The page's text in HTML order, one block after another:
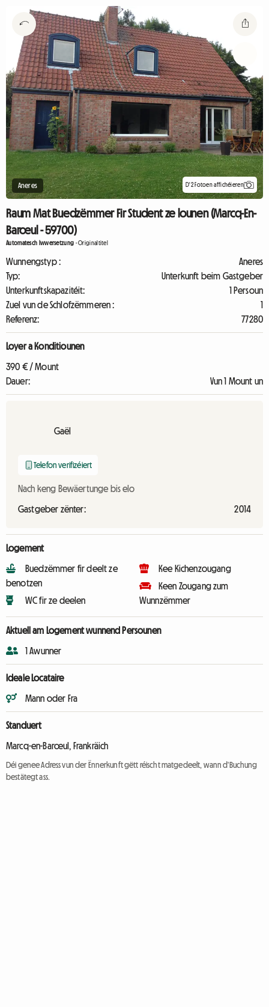
Aneres D'2 Fotoen affichéieren
Raum Mat Buedzëmmer Fir Student ze lounen (Marcq-En-
Barœul - 59700)
Automatesch Iwwersetzung -Originaltitel
Wunnengstyp :
Aneres
Typ:
Unterkunft beim Gastgeber
Unterkunftskapazitéit:
1 Persoun
Zuel vun de Schlofzëmmeren :
1
Referenz:
77280
Loyer a Konditiounen
390 € / Mount
Dauer:
Vun 1 Mount un
Gaël
Telefon verifizéiert
Nach keng Bewäertunge bis elo
Gastgeber zënter: 2014
Logement
Buedzëmmer fir deelt ze
benotzen
WC fir ze deelen
Kee Kichenzougang
Keen Zougang zum
Wunnzëmmer
Aktuell am Logement wunnend Persounen
1 Awunner
Ideale Locataire
Mann oder Fra
Standuert
Marcq-en-Barœul, Frankräich
Déi genee Adress vun der Ënnerkunft gëtt réischt matgedeelt, wann d'Buchung
bestätegt ass.